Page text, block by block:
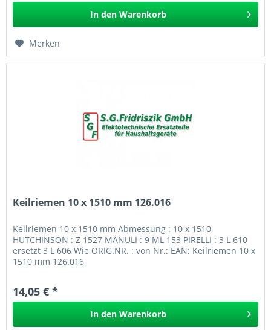
In den Warenkorb
Merken
Keilriemen 10 x 1510 mm 126.016
Keilriemen 10 x 1510 mm Abmessung : 10 x 1510
HUTCHINSON : Z 1527 MANULI : 9 ML 153 PIRELLI : 3 L 610
ersetzt 3 L 606 Wie ORIG.NR. : von Nr.: EAN: Keilriemen 10 x
1510 mm 126.016
14,05 € *
In den Warenkorb